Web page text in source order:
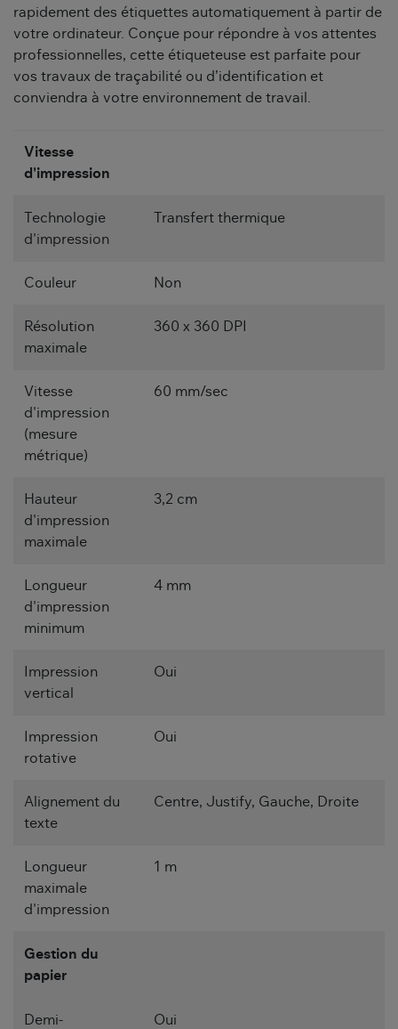
rapidement des étiquettes automatiquement à partir de
votre ordinateur. Conçue pour répondre à vos attentes
professionnelles, cette étiqueteuse est parfaite pour
vos travaux de traçabilité ou d’identification et
conviendra à votre environnement de travail.
Vitesse
d'impression
Technologie
d'impression
Transfert thermique
Couleur Non
Résolution
maximale
360 x 360 DPI
Vitesse
d'impression
(mesure
métrique)
60 mm/sec
Hauteur
d'impression
maximale
3,2 cm
Longueur
d'impression
minimum
4 mm
Impression
vertical
Oui
Impression
rotative
Oui
Alignement du
texte
Centre, Justify, Gauche, Droite
Longueur
maximale
d'impression
1 m
Gestion du
papier
Demi- Oui